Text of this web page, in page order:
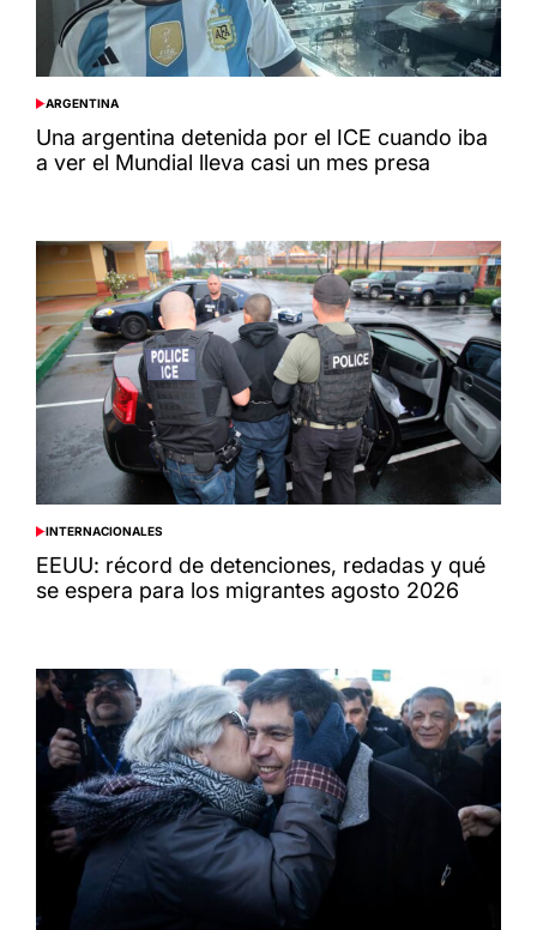
POSTED
IN
ARGENTINA
Una argentina detenida por el ICE cuando iba
a ver el Mundial lleva casi un mes presa
POSTED
IN
INTERNACIONALES
EEUU: récord de detenciones, redadas y qué
se espera para los migrantes agosto 2026